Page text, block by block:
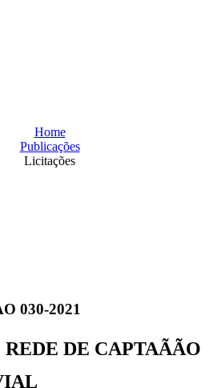
Home
Publicações
Licitações
030-2021
REDE DE CAPTAÃÃO